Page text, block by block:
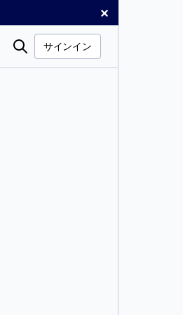
✕
検
サインイン